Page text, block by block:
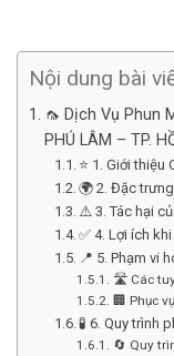
Nội dung bài
🦟 Dịch Vụ Phun
PHÚ LÂM – TP.
⭐ 1. Giới thiệu
🌍 2. Đặc trưng
⚠️ 3. Tác hại
✅ 4. Lợi ích
📍 5. Phạm vi
🛣️ Các
🏢 Phục
🧪 6. Quy trình
🔄 Quy